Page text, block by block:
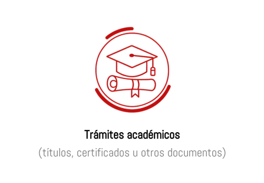
Trámites académicos
(títulos, certificados u otros documentos)